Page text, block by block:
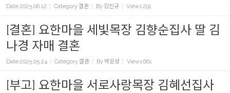
Date2025.06.12 Category결혼 By 강진규 Views291
[결혼] 요한마을 세빛목장 김향순집사 딸 김
나경 자매 결혼
Date2025.05.24 Category결혼 By 박은성 Views661
[부고] 요한마을 서로사랑목장 김혜선집사